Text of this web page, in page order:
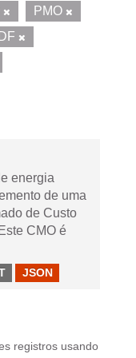
PMO
energia
de uma
de Custo
CMO é
JSON
registros usando